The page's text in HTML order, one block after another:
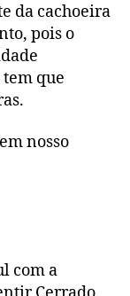
da cachoeira
pois o
que
nosso
com a